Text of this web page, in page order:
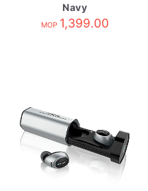
Navy
MOP 1,399.00